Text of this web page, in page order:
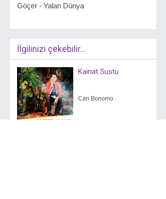
Göçer - Yalan Dünya
İlgilinizi çekebilir...
Kainat Sustu
Can Bonomo